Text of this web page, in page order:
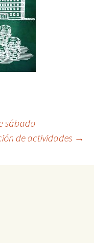
sábado
de actividades →